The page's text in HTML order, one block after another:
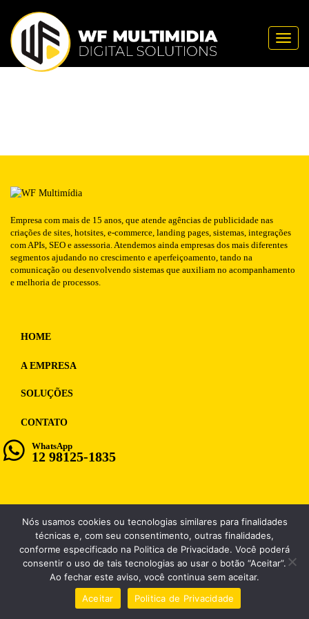
Publicado em: 24/06/2016
Empresa com mais de 15 anos, que atende agências de publicidade nas
criações de sites, hotsites, e-commerce, landing pages, sistemas, integrações
com APIs, SEO e assessoria. Atendemos ainda empresas dos mais diferentes
segmentos ajudando no crescimento e aperfeiçoamento, tando na
comunicação ou desenvolvendo sistemas que auxiliam no acompanhamento
e melhoria de processos.
HOME
A EMPRESA
SOLUÇÕES
CONTATO
WhatsApp
12 98125-1835
WF MULTIMIDIA, CNPJ: 12.028.859/0001-98
Nós usamos cookies ou tecnologias similares para finalidades
técnicas e, com seu consentimento, outras finalidades,
conforme especificado na Politica de Privacidade. Você poderá
consentir o uso de tais tecnologias ao usar o botão “Aceitar”.
Ao fechar este aviso, você continua sem aceitar.
Aceitar
Politica de Privacidade